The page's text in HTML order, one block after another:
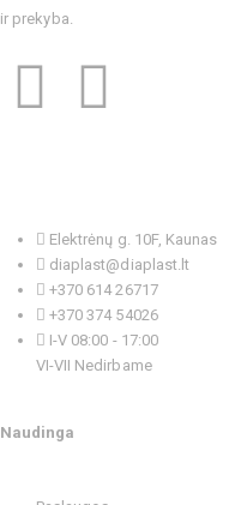
ir prekyba.
Elektrėnų g. 10F, Kaunas
diaplast@diaplast.lt
+370 614 26717
+370 374 54026
I-V 08:00 - 17:00
VI-VII Nedirbame
Naudinga